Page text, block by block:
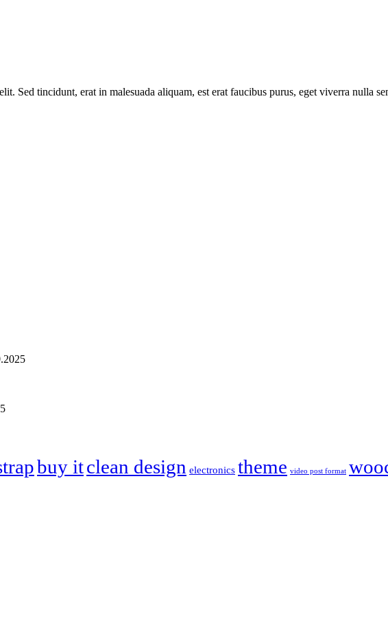
Sed tincidunt, erat in malesuada aliquam, est erat faucibus purus, eget viverra nulla
buy itclean design electronics theme video post format